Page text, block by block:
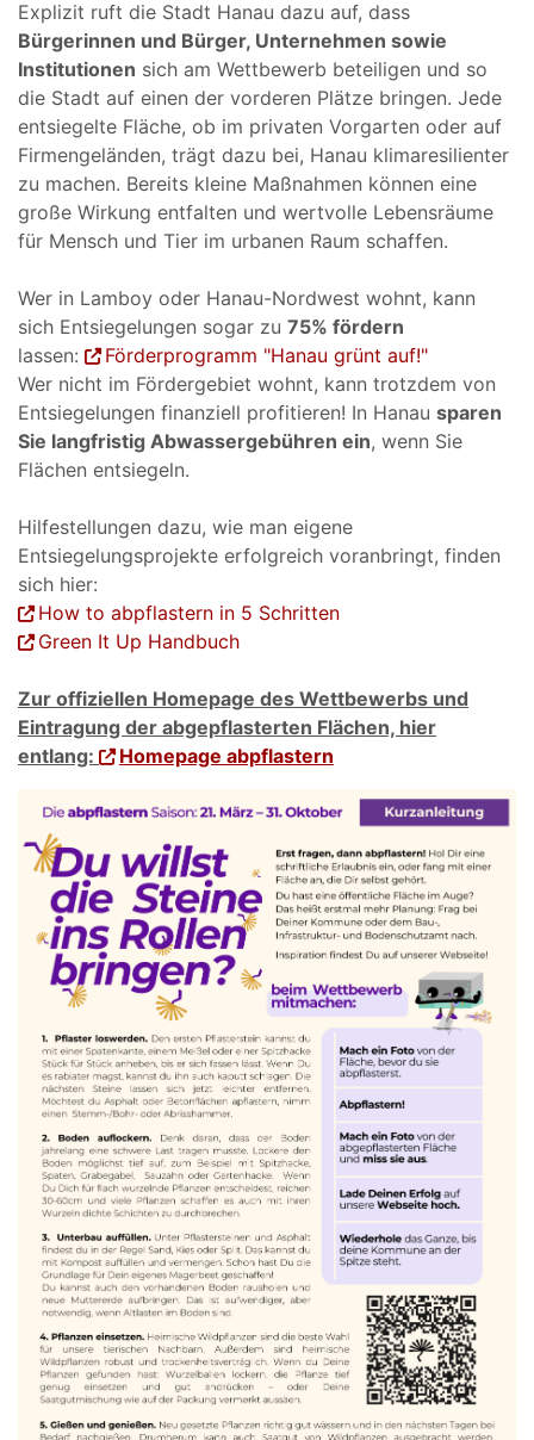
Explizit ruft die Stadt Hanau dazu auf, dass
Bürgerinnen und Bürger, Unternehmen sowie
Institutionen sich am Wettbewerb beteiligen und so
die Stadt auf einen der vorderen Plätze bringen. Jede
entsiegelte Fläche, ob im privaten Vorgarten oder auf
Firmengeländen, trägt dazu bei, Hanau klimaresilienter
zu machen. Bereits kleine Maßnahmen können eine
große Wirkung entfalten und wertvolle Lebensräume
für Mensch und Tier im urbanen Raum schaffen.
Wer in Lamboy oder Hanau-Nordwest wohnt, kann
sich Entsiegelungen sogar zu 75% fördern
lassen:
Förderprogramm "Hanau grünt auf!"
Wer nicht im Fördergebiet wohnt, kann trotzdem von
Entsiegelungen finanziell profitieren! In Hanau sparen
Sie langfristig Abwassergebühren ein, wenn Sie
Flächen entsiegeln.
Hilfestellungen dazu, wie man eigene
Entsiegelungsprojekte erfolgreich voranbringt, finden
sich hier:
How to abpflastern in 5 Schritten
Green It Up Handbuch
Zur offiziellen Homepage des Wettbewerbs und
Eintragung der abgepflasterten Flächen, hier
entlang:
Homepage abpflastern